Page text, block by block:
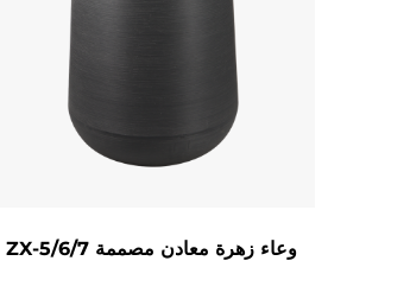
ZX-5/6/7 وعاء زهرة معادن مصممة